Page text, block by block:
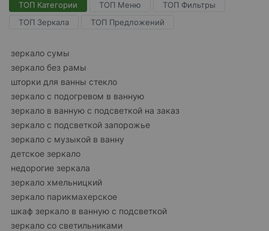
ТОП Категории ТОП Меню
ТОП Фильтры
ТОП Зеркала
ТОП Предложений
зеркало сумы
зеркало без рамы
шторки для ванны стекло
зеркало с подогревом в ванную
зеркало в ванную с подсветкой на заказ
зеркало с подсветкой запорожье
зеркало с музыкой в ванну
детское зеркало
недорогие зеркала
зеркало хмельницкий
зеркало парикмахерское
шкаф зеркало в ванную с подсветкой
зеркало со светильниками